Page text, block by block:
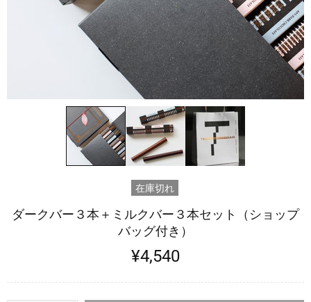
在庫切れ
ダークバー３本＋ミルクバー３本セット（ショップ
バッグ付き）
¥4,540